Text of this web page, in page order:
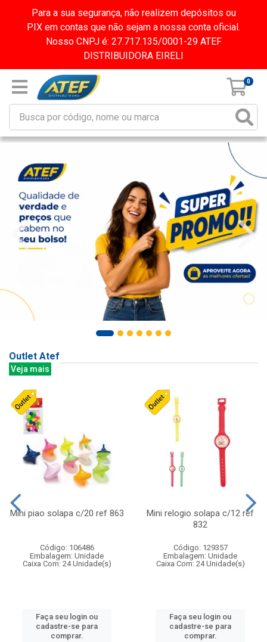
Para a sua segurança, não realizem depósitos ou
PIX em contas que não sejam a nossa conta oficial.
Nosso CNPJ é: 27.717.135/0001-29 ATEF
DISTRIBUIDORA EIRELI
0
Outlet Atef
Veja mais
Mini piao solapa c/20 ref 863
Código: 106486
Embalagem: Unidade
Caixa Com: 24 Unidade(s)
Faça seu login ou
cadastre-se para
comprar.
Mini relogio solapa c/12 ref
832
Código: 129357
Embalagem: Unidade
Caixa Com: 24 Unidade(s)
Faça seu login ou
cadastre-se para
comprar.